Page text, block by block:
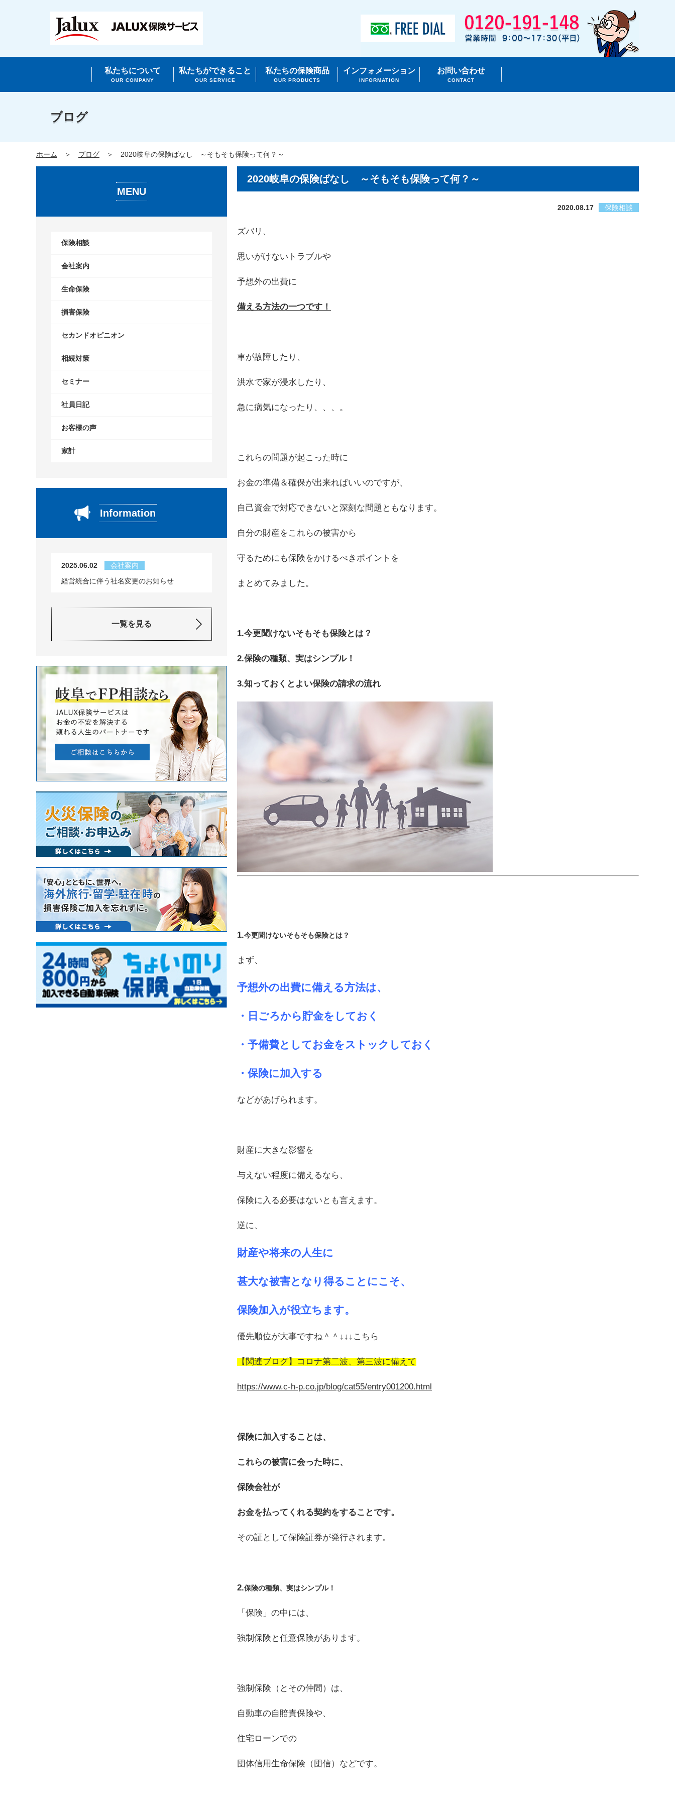
私たちについて
OUR COMPANY
私たちができること
OUR SERVICE
私たちの保険商品
OUR PRODUCTS
インフォメーション
INFORMATION
お問い合わせ
CONTACT
ブログ
ホーム ブログ 2020岐阜の保険ばなし ～そもそも保険って何？～
2020岐阜の保険ばなし ～そもそも保険って何？～
2020.08.17 保険相談
ズバリ、
思いがけないトラブルや
予想外の出費に
備える方法の一つです！
車が故障したり、
洪水で家が浸水したり、
急に病気になったり、、、。
これらの問題が起こった時に
お金の準備＆確保が出来ればいいのですが、
自己資金で対応できないと深刻な問題ともなります。
自分の財産をこれらの被害から
守るためにも保険をかけるべきポイントを
まとめてみました。
1.今更聞けないそもそも保険とは？
2.保険の種類、実はシンプル！
3.知っておくとよい保険の請求の流れ
1.今更聞けないそもそも保険とは？
まず、
予想外の出費に備える方法は、
・日ごろから貯金をしておく
・予備費としてお金をストックしておく
・保険に加入する
などがあげられます。
財産に大きな影響を
与えない程度に備えるなら、
保険に入る必要はないとも言えます。
逆に、
財産や将来の人生に
甚大な被害となり得ることにこそ、
保険加入が役立ちます。
優先順位が大事ですね＾＾↓↓↓こちら
【関連ブログ】コロナ第二波、第三波に備えて
https://www.c-h-p.co.jp/blog/cat55/entry001200.html
保険に加入することは、
これらの被害に会った時に、
保険会社が
お金を払ってくれる契約をすることです。
その証として保険証券が発行されます。
2.保険の種類、実はシンプル！
「保険」の中には、
強制保険と任意保険があります。
強制保険（とその仲間）は、
自動車の自賠責保険や、
住宅ローンでの
団体信用生命保険（団信）などです。
MENU
保険相談
会社案内
生命保険
損害保険
セカンドオピニオン
相続対策
セミナー
社員日記
お客様の声
家計
Information
2025.06.02
会社案内
経営統合に伴う社名変更のお知らせ
一覧を見る